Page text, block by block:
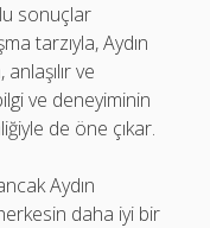
sonuçlar
tarzıyla, Aydın
ve
ve deneyiminin
de öne çıkar.
Aydın
daha iyi bir